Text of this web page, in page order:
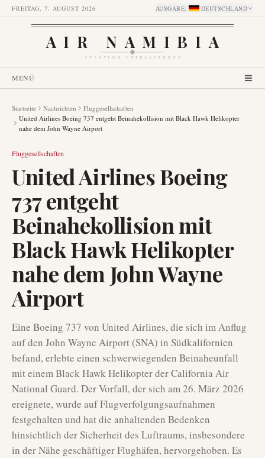
FREITAG, 7. AUGUST 2026 AUSGABE: DEUTSCHLAND
AIR NAMIBIA
AVIATION INTELLIGENCE
MENÜ
Startseite Nachrichten
Fluggesellschaften
United Airlines Boeing 737 entgeht Beinahekollision mit Black Hawk Helikopter
nahe dem John Wayne Airport
Fluggesellschaften
United Airlines Boeing
737 entgeht
Beinahekollision mit
Black Hawk Helikopter
nahe dem John Wayne
Airport
Eine Boeing 737 von United Airlines, die sich im Anflug
auf den John Wayne Airport (SNA) in Südkalifornien
befand, erlebte einen schwerwiegenden Beinaheunfall
mit einem Black Hawk Helikopter der California Air
National Guard. Der Vorfall, der sich am 26. März 2026
ereignete, wurde auf Flugverfolgungsaufnahmen
festgehalten und hat die anhaltenden Bedenken
hinsichtlich der Sicherheit des Luftraums, insbesondere
in der Nähe geschäftiger Flughäfen, hervorgehoben. Es